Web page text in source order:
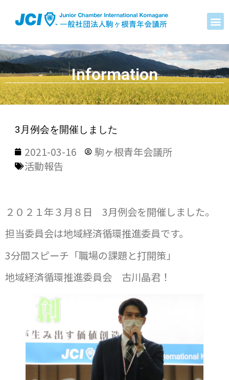
Information
3月例会を開催しました
2021-03-16
駒ヶ根青年会議所
活動報告
２０２１年３月８日 3月例会を開催しました。
担当委員会は地域経済循環推進委員です。
3分間スピーチ「職場の課題と打開策」
地域経済循環推進委員会 古川晶君！